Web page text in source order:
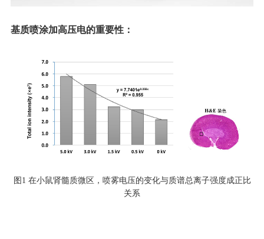
基质喷涂加高压电的重要性：
图1 在小鼠肾髓质微区，喷雾电压的变化与质谱总离子强度成正比
关系